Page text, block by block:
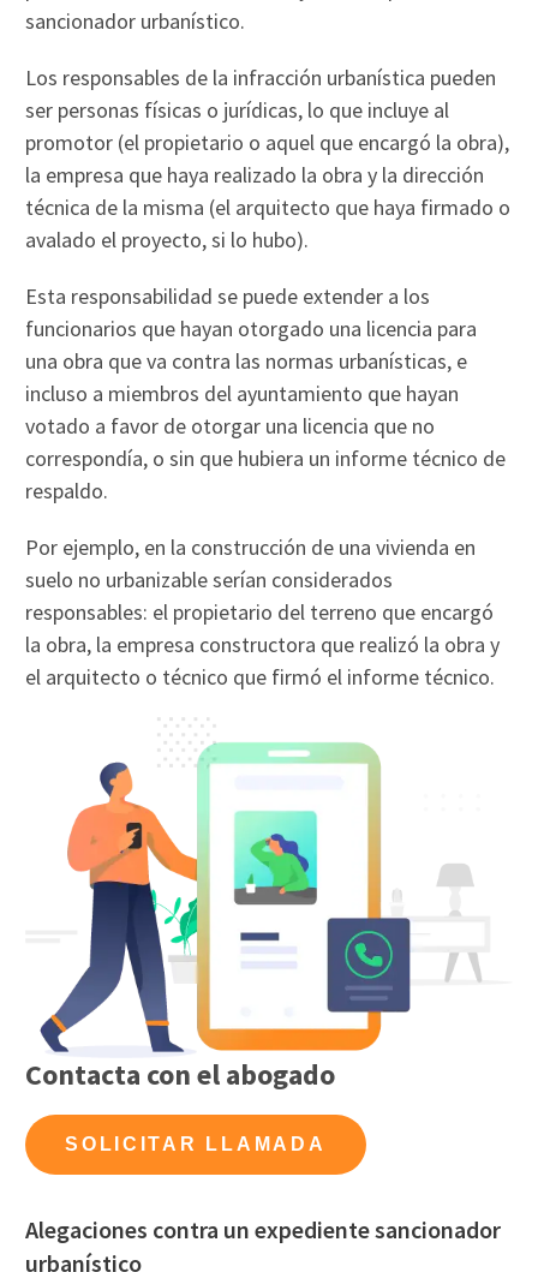
sancionador urbanístico.
Los responsables de la infracción urbanística pueden
ser personas físicas o jurídicas, lo que incluye al
promotor (el propietario o aquel que encargó la obra),
la empresa que haya realizado la obra y la dirección
técnica de la misma (el arquitecto que haya firmado o
avalado el proyecto, si lo hubo).
Esta responsabilidad se puede extender a los
funcionarios que hayan otorgado una licencia para
una obra que va contra las normas urbanísticas, e
incluso a miembros del ayuntamiento que hayan
votado a favor de otorgar una licencia que no
correspondía, o sin que hubiera un informe técnico de
respaldo.
Por ejemplo, en la construcción de una vivienda en
suelo no urbanizable serían considerados
responsables: el propietario del terreno que encargó
la obra, la empresa constructora que realizó la obra y
el arquitecto o técnico que firmó el informe técnico.
Contacta con el abogado
SOLICITAR LLAMADA
Alegaciones contra un expediente sancionador
urbanístico